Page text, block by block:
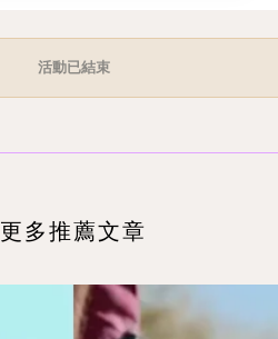
活動已結束
更多推薦文章